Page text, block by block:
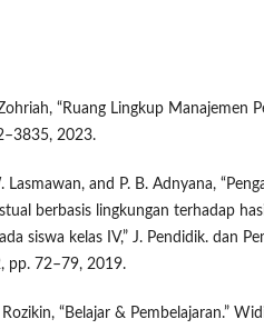
“Ruang Lingkup Manajemen
2023.
Lasmawan, and P. B. Adnyana,
berbasis lingkungan terhadap
siswa kelas IV,” J. Pendidik. dan
pp. 72–79, 2019.
“Belajar & Pembelajaran.”